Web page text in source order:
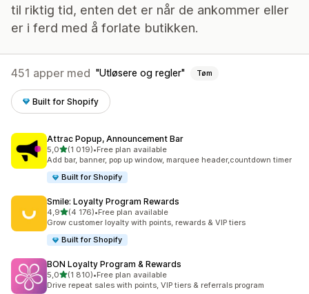
til riktig tid, enten det er når de ankommer eller
er i ferd med å forlate butikken.
451 apper med Utløsere og regler Tøm
Built for Shopify
Attrac Popup, Announcement Bar
5,0av 5 stjerner
(1 019)
Totalt 1019 omtaler
•Free plan available
Add bar, banner, pop up window, marquee header,countdown timer
Built for Shopify
Smile: Loyalty Program Rewards
4,9av 5 stjerner
(4 176)
Totalt 4176 omtaler
•Free plan available
Grow customer loyalty with points, rewards & VIP tiers
Built for Shopify
BON Loyalty Program & Rewards
5,0av 5 stjerner
(1 810)
Totalt 1810 omtaler
•Free plan available
Drive repeat sales with points, VIP tiers & referrals program